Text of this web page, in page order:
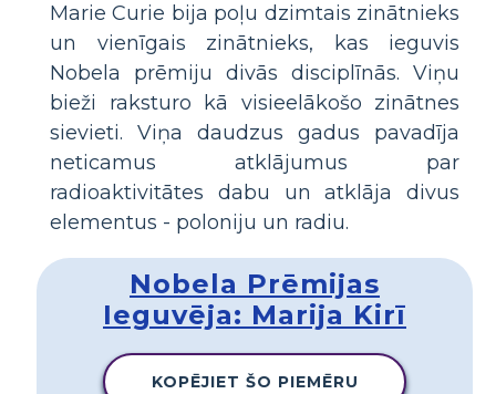
Marie Curie bija poļu dzimtais zinātnieks
un vienīgais zinātnieks, kas ieguvis
Nobela prēmiju divās disciplīnās. Viņu
bieži raksturo kā visieelākošo zinātnes
sievieti. Viņa daudzus gadus pavadīja
neticamus atklājumus par
radioaktivitātes dabu un atklāja divus
elementus - poloniju un radiu.
Nobela Prēmijas
Ieguvēja: Marija Kirī
KOPĒJIET ŠO PIEMĒRU